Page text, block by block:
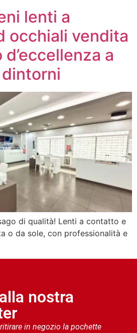
lenti a
occhiali vendita
a
di qualità! Lenti a contatto e
o da sole, con professionalità e
nostra
in negozio la pochette